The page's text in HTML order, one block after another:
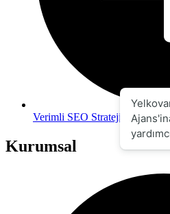
Verimli SEO Stratejileri
Kurumsal